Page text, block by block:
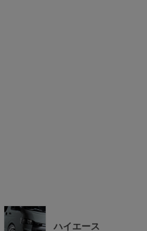
ハイエース